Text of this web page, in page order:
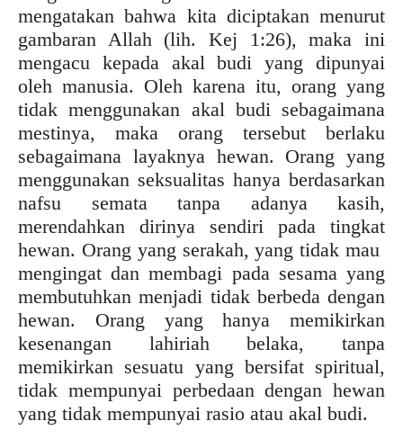
mengatakan bahwa kita diciptakan menurut
gambaran Allah (lih. Kej 1:26), maka ini
mengacu kepada akal budi yang dipunyai
oleh manusia. Oleh karena itu, orang yang
tidak menggunakan akal budi sebagaimana
mestinya, maka orang tersebut berlaku
sebagaimana layaknya hewan. Orang yang
menggunakan seksualitas hanya berdasarkan
nafsu semata tanpa adanya kasih,
merendahkan dirinya sendiri pada tingkat
hewan. Orang yang serakah, yang tidak mau
mengingat dan membagi pada sesama yang
membutuhkan menjadi tidak berbeda dengan
hewan. Orang yang hanya memikirkan
kesenangan lahiriah belaka, tanpa
memikirkan sesuatu yang bersifat spiritual,
tidak mempunyai perbedaan dengan hewan
yang tidak mempunyai rasio atau akal budi.